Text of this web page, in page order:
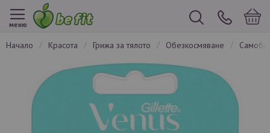
меню
начало красота грижа за тялото обезкосмяване